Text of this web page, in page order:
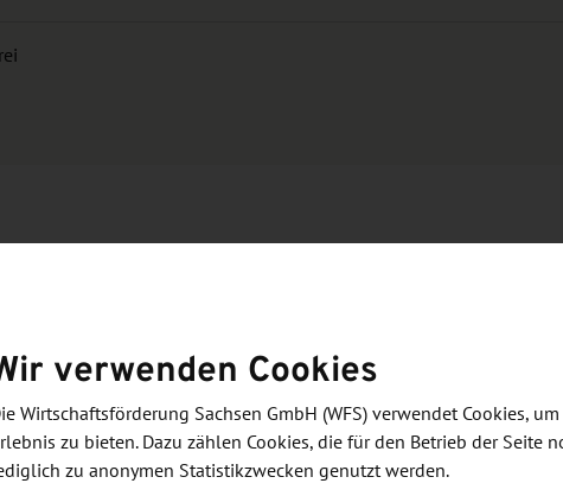
für Energie, Klimaschutz, Umwelt und Landwirtschaft
GmbH (WFS) arbeiten gemeinsam daran, die
und künftigen Herausforderungen durch einen
aus Forschung und Entwicklung in die Praxis zu
gleichzeitig neue Anforderungen definiert und
verwenden Cookies
Wirtschaftsförderung Sachsen GmbH (WFS) verwendet Cookies,
zu bieten. Dazu zählen Cookies, die für den Betrieb der Seite
zu anonymen Statistikzwecken genutzt werden.